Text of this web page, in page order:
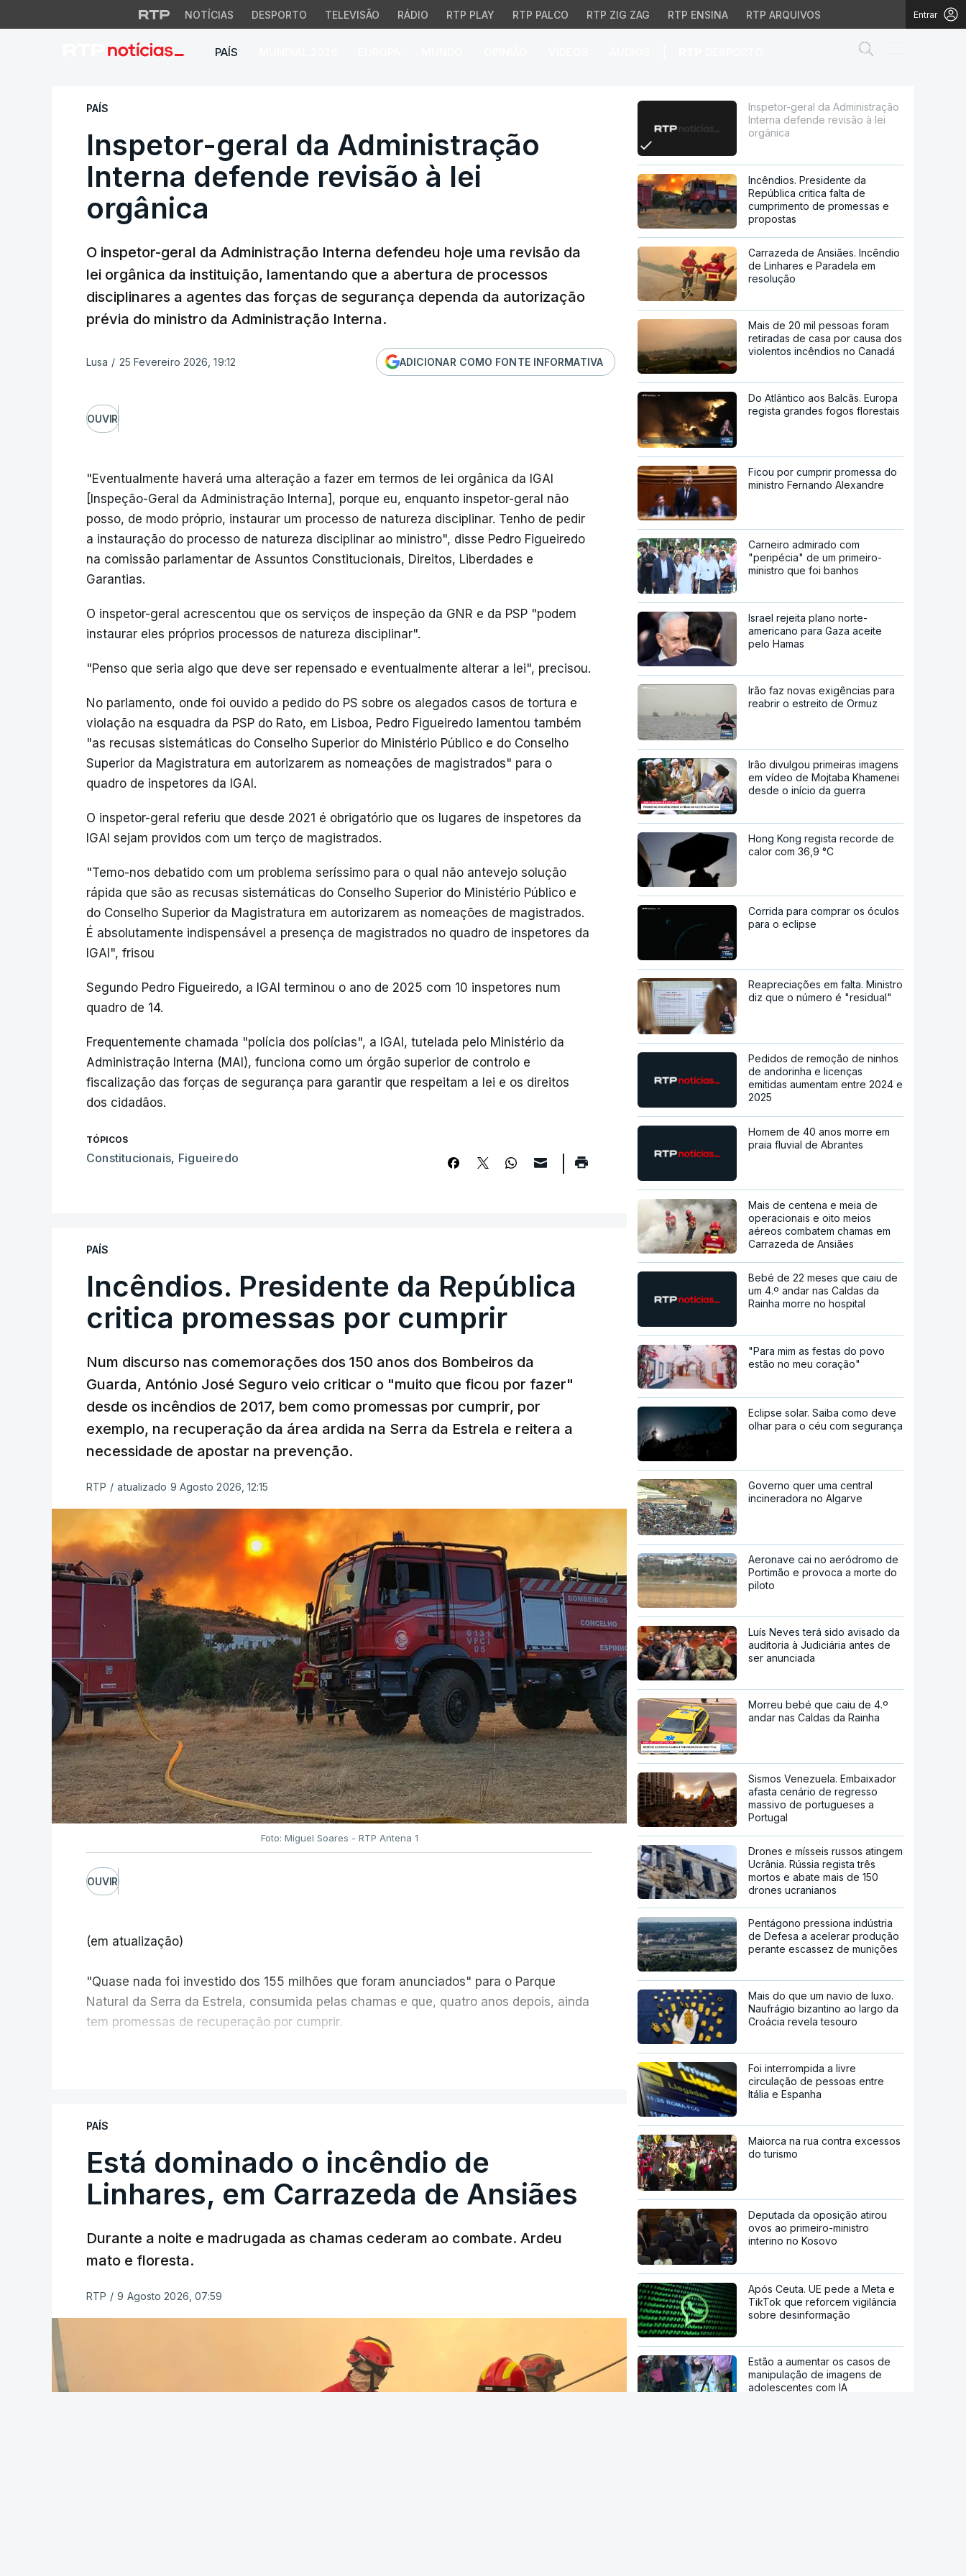
NOTÍCIAS DESPORTO TELEVISÃO RÁDIO RTP PLAY RTP PALCO RTP ZIG ZAG RTP ENSINA RTP ARQUIVOS Entrar
PAÍS
Inspetor-geral da Administração Interna defende revisão à lei
PAÍS
Inspetor-geral da Administração
Interna defende revisão à lei
orgânica
O inspetor-geral da Administração Interna defendeu hoje uma revisão da
lei orgânica da instituição, lamentando que a abertura de processos
disciplinares a agentes das forças de segurança dependa da autorização
prévia do ministro da Administração Interna.
Lusa / 25 Fevereiro 2026, 19:12 ADICIONAR COMO FONTE INFORMATIVA
OUVIR
"Eventualmente haverá uma alteração a fazer em termos de lei orgânica da IGAI
[Inspeção-Geral da Administração Interna], porque eu, enquanto inspetor-geral não
posso, de modo próprio, instaurar um processo de natureza disciplinar. Tenho de pedir
a instauração do processo de natureza disciplinar ao ministro", disse Pedro Figueiredo
na comissão parlamentar de Assuntos Constitucionais, Direitos, Liberdades e
Garantias.
O inspetor-geral acrescentou que os serviços de inspeção da GNR e da PSP "podem
instaurar eles próprios processos de natureza disciplinar".
"Penso que seria algo que deve ser repensado e eventualmente alterar a lei", precisou.
No parlamento, onde foi ouvido a pedido do PS sobre os alegados casos de tortura e
violação na esquadra da PSP do Rato, em Lisboa, Pedro Figueiredo lamentou também
"as recusas sistemáticas do Conselho Superior do Ministério Público e do Conselho
Superior da Magistratura em autorizarem as nomeações de magistrados" para o
quadro de inspetores da IGAI.
O inspetor-geral referiu que desde 2021 é obrigatório que os lugares de inspetores da
IGAI sejam providos com um terço de magistrados.
"Temo-nos debatido com um problema seríssimo para o qual não antevejo solução
rápida que são as recusas sistemáticas do Conselho Superior do Ministério Público e
do Conselho Superior da Magistratura em autorizarem as nomeações de magistrados.
É absolutamente indispensável a presença de magistrados no quadro de inspetores da
IGAI", frisou
Segundo Pedro Figueiredo, a IGAI terminou o ano de 2025 com 10 inspetores num
quadro de 14.
Frequentemente chamada "polícia dos polícias", a IGAI, tutelada pelo Ministério da
Administração Interna (MAI), funciona como um órgão superior de controlo e
fiscalização das forças de segurança para garantir que respeitam a lei e os direitos
dos cidadãos.
TÓPICOS
Constitucionais, Figueiredo
PAÍS
Incêndios. Presidente da República
critica promessas por cumprir
Num discurso nas comemorações dos 150 anos dos Bombeiros da
Guarda, António José Seguro veio criticar o "muito que ficou por fazer"
desde os incêndios de 2017, bem como promessas por cumprir, por
exemplo, na recuperação da área ardida na Serra da Estrela e reitera a
necessidade de apostar na prevenção.
RTP / atualizado 9 Agosto 2026, 12:15
Foto: Miguel Soares - RTP Antena 1
OUVIR
(em atualização)
"Quase nada foi investido dos 155 milhões que foram anunciados" para o Parque
Natural da Serra da Estrela, consumida pelas chamas e que, quatro anos depois, ainda
tem promessas de recuperação por cumprir.
ERRO 100
ERROR ON HTML5 MEDIA ELEMENT
PAÍS
Está dominado o incêndio de
Linhares, em Carrazeda de Ansiães
Durante a noite e madrugada as chamas cederam ao combate. Ardeu
mato e floresta.
RTP / 9 Agosto 2026, 07:59
Inspetor-geral da Administração
Interna defende revisão à lei
orgânica
Incêndios. Presidente da
República critica falta de
cumprimento de promessas e
propostas
Carrazeda de Ansiães. Incêndio
de Linhares e Paradela em
resolução
Mais de 20 mil pessoas foram
retiradas de casa por causa dos
violentos incêndios no Canadá
Do Atlântico aos Balcãs. Europa
regista grandes fogos florestais
Ficou por cumprir promessa do
ministro Fernando Alexandre
Carneiro admirado com
"peripécia" de um primeiro-
ministro que foi banhos
Israel rejeita plano norte-
americano para Gaza aceite
pelo Hamas
Irão faz novas exigências para
reabrir o estreito de Ormuz
Irão divulgou primeiras imagens
em vídeo de Mojtaba Khamenei
desde o início da guerra
Hong Kong regista recorde de
calor com 36,9 °C
Corrida para comprar os óculos
para o eclipse
Reapreciações em falta. Ministro
diz que o número é "residual"
Pedidos de remoção de ninhos
de andorinha e licenças
emitidas aumentam entre 2024 e
2025
Homem de 40 anos morre em
praia fluvial de Abrantes
Mais de centena e meia de
operacionais e oito meios
aéreos combatem chamas em
Carrazeda de Ansiães
Bebé de 22 meses que caiu de
um 4.º andar nas Caldas da
Rainha morre no hospital
"Para mim as festas do povo
estão no meu coração"
Eclipse solar. Saiba como deve
olhar para o céu com segurança
Governo quer uma central
incineradora no Algarve
Aeronave cai no aeródromo de
Portimão e provoca a morte do
piloto
Luís Neves terá sido avisado da
auditoria à Judiciária antes de
ser anunciada
Morreu bebé que caiu de 4.º
andar nas Caldas da Rainha
Sismos Venezuela. Embaixador
afasta cenário de regresso
massivo de portugueses a
Portugal
Drones e mísseis russos atingem
Ucrânia. Rússia regista três
mortos e abate mais de 150
drones ucranianos
Pentágono pressiona indústria
de Defesa a acelerar produção
perante escassez de munições
Mais do que um navio de luxo.
Naufrágio bizantino ao largo da
Croácia revela tesouro
Foi interrompida a livre
circulação de pessoas entre
Itália e Espanha
Maiorca na rua contra excessos
do turismo
Deputada da oposição atirou
ovos ao primeiro-ministro
interino no Kosovo
Após Ceuta. UE pede a Meta e
TikTok que reforcem vigilância
sobre desinformação
Estão a aumentar os casos de
manipulação de imagens de
adolescentes com IA